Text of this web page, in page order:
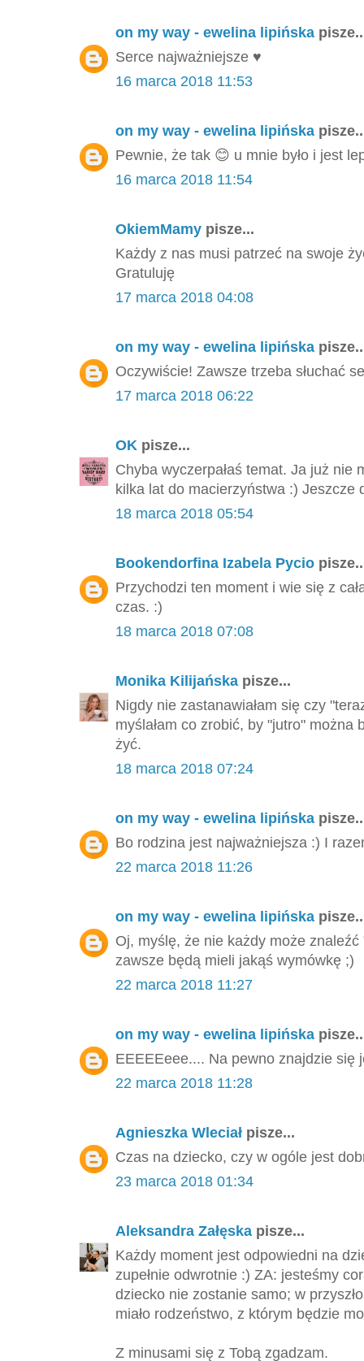
on my way - ewelina lipińska
Serce najważniejsze ♥️
16 marca 2018 11:53
on my way - ewelina lipińska
Pewnie, że tak 😊 u mnie było i jest
16 marca 2018 11:54
OkiemMamy pisze...
Każdy z nas musi patrzeć na swoje
Gratuluję
17 marca 2018 04:08
on my way - ewelina lipińska
Oczywiście! Zawsze trzeba słuchać
17 marca 2018 06:22
OK pisze...
Chyba wyczerpałaś temat. Ja już nie
kilka lat do macierzyństwa :) Jeszcze
18 marca 2018 05:54
Bookendorfina Izabela Pycio
Przychodzi ten moment i wie się z
czas. :)
18 marca 2018 07:08
Monika Kilijańska pisze...
Nigdy nie zastanawiałam się czy
myślałam co zrobić, by "jutro" można
żyć.
18 marca 2018 07:24
on my way - ewelina lipińska
Bo rodzina jest najważniejsza :) I
22 marca 2018 11:26
on my way - ewelina lipińska
Oj, myślę, że nie każdy może
zawsze będą mieli jakąś wymówkę ;)
22 marca 2018 11:27
on my way - ewelina lipińska
EEEEEeee.... Na pewno znajdzie się
22 marca 2018 11:28
Agnieszka Wleciał pisze...
Czas na dziecko, czy w ogóle jest
23 marca 2018 01:34
Aleksandra Załęska pisze...
Każdy moment jest odpowiedni na
zupełnie odwrotnie :) ZA: jesteśmy
dziecko nie zostanie samo; w
miało rodzeństwo, z którym będzie
Z minusami się z Tobą zgadzam.